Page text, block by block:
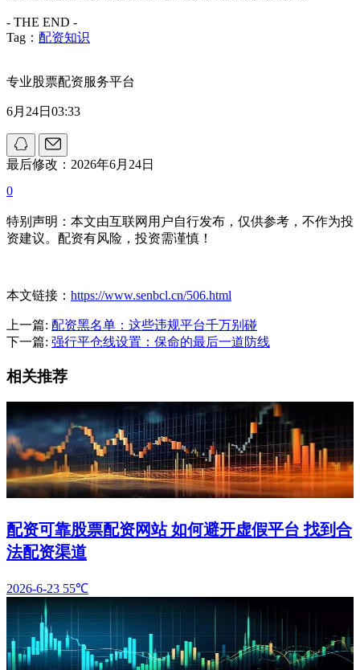
- THE END -
Tag： 配资知识
专业股票配资服务平台
6月24日03:33
最后修改：2026年6月24日
0
特别声明：本文由互联网用户自行发布，仅供参考，不作为投
资建议。配资有风险，投资需谨慎！
本文链接： https://www.senbcl.cn/506.html
上一篇: 配资黑名单：这些违规平台千万别碰
下一篇: 强行平仓线设置：保命的最后一道防线
相关推荐
配资可靠股票配资网站 如何避开虚假平台 找到合
法配资渠道
2026-6-23 55℃